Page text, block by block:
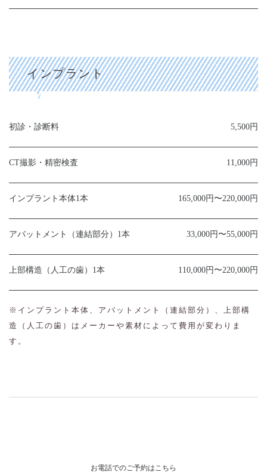
インプラント
初診・診断料 5,500円
CT撮影・精密検査 11,000円
インプラント本体1本 165,000円〜220,000円
アバットメント（連結部分） 1本 33,000円〜55,000円
上部構造（人工の歯） 1本 110,000円〜220,000円
※インプラント本体、アバットメント（連結部分）、上部構
造（人工の歯）はメーカーや素材によって費用が変わりま
す。
お電話でのご予約はこちら